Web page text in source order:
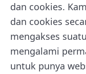
dan cookies.
dan cookies
mengakses
mengalami
untuk punya